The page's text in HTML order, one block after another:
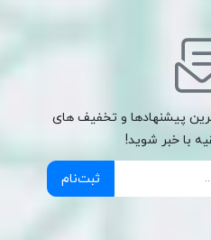
پیشنهادها و تخفیف های
با خبر شوید!
ثبت‌نام